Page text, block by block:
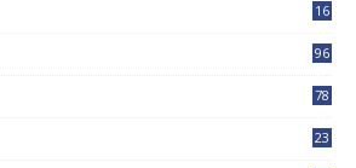
16
96
78
23